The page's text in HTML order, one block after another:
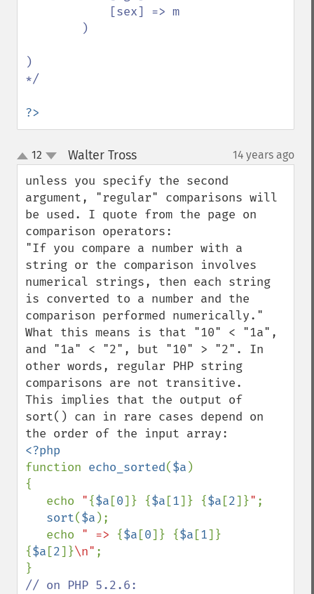
)
*/
?>
up
down
12 Walter Tross¶ 14 years ago
unless you specify the second
argument, "regular" comparisons will
be used. I quote from the page on
comparison operators:
"If you compare a number with a
string or the comparison involves
numerical strings, then each string
is converted to a number and the
comparison performed numerically."
What this means is that "10" < "1a",
and "1a" < "2", but "10" > "2". In
other words, regular PHP string
comparisons are not transitive.
This implies that the output of
sort() can in rare cases depend on
function echo_sorted($a )
{
   echo
"{$a [0]} {$a [1]} {$a [2]}" ;
sort($a );
   echo
" => {$a [0]} {$a [1]}
{$a [2]}\n" ;